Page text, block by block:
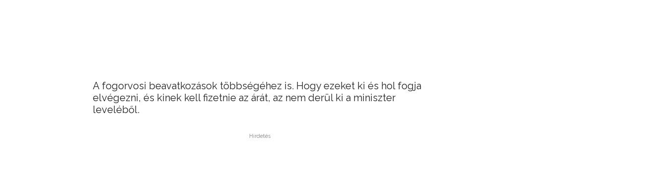
A fogorvosi beavatkozások többségéhez is. Hogy ezeket ki és hol fogja
elvégezni, és kinek kell fizetnie az árát, az nem derül ki a miniszter
leveléből.
Hirdetés